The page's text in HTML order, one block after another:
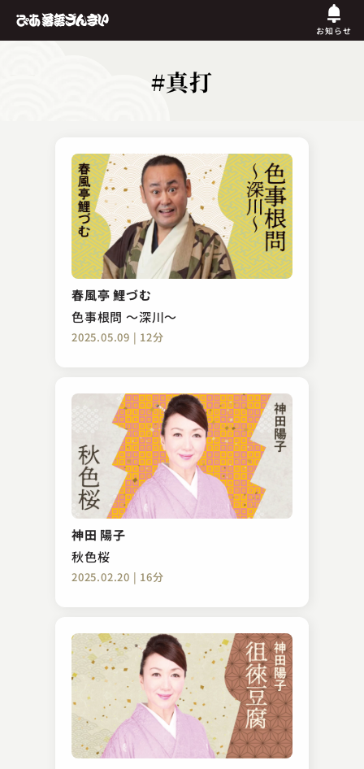
お知らせ
#真打
春風亭 鯉づむ
色事根問 ～深川～
2025.05.09 | 12分
神田 陽子
秋色桜
2025.02.20 | 16分